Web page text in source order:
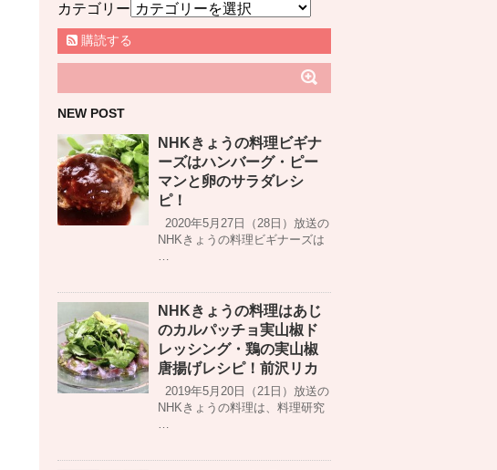
カテゴリー
購読する
NEW POST
NHKきょうの料理ビギナ
ーズはハンバーグ・ピー
マンと卵のサラダレシ
ピ！
2020年5月27日（28日）放送の
NHKきょうの料理ビギナーズは
…
NHKきょうの料理はあじ
のカルパッチョ実山椒ド
レッシング・鶏の実山椒
唐揚げレシピ！前沢リカ
2019年5月20日（21日）放送の
NHKきょうの料理は、料理研究
…